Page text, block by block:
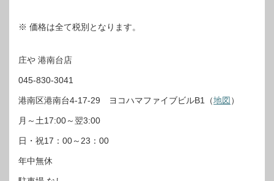
※ 価格は全て税別となります。
庄や 港南台店
045-830-3041
港南区港南台4-17-29 ヨコハマファイブビルB1（地図 ）
月～土17:00～翌3:00
日・祝17：00～23：00
年中無休